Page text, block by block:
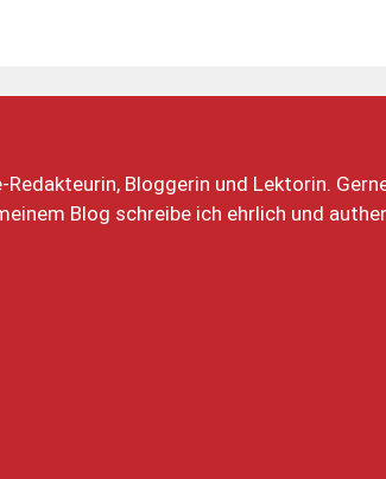
Bloggerin und Lektorin.
Blog schreibe ich ehrlich und